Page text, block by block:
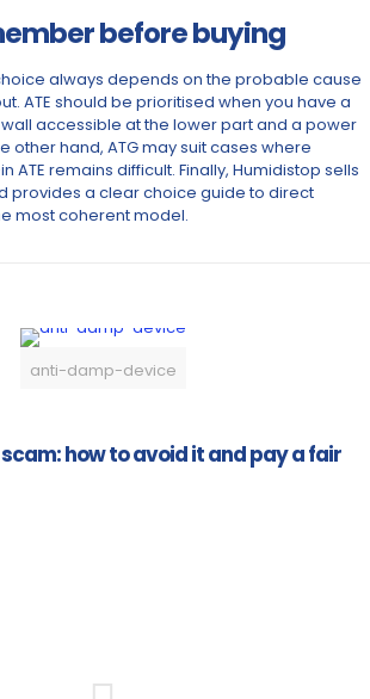
before buying
always depends on the probable cause
ATE should be prioritised when you have a
accessible at the lower part and a power
other hand, ATG may suit cases where
ATE remains difficult. Finally, Humidistop sells
provides a clear choice guide to direct
most coherent model.
anti-damp-device
how to avoid it and pay a fair